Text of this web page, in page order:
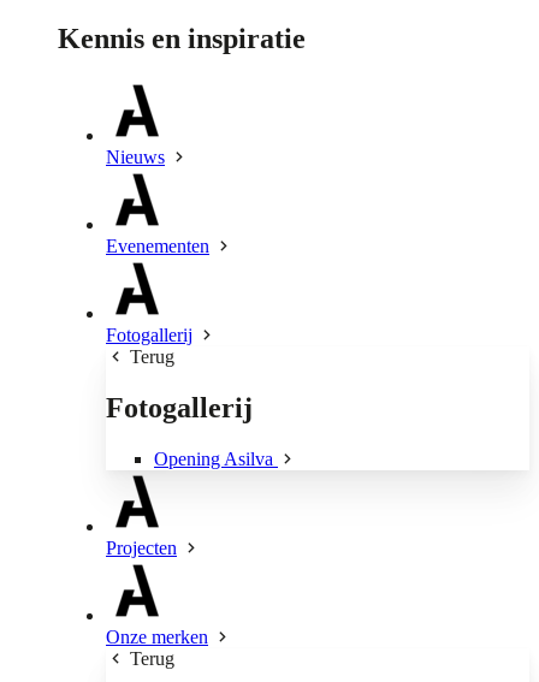
Kennis en inspiratie
Nieuws
Evenementen
Fotogallerij
Terug
Fotogallerij
Opening Asilva
Projecten
Onze merken
Terug